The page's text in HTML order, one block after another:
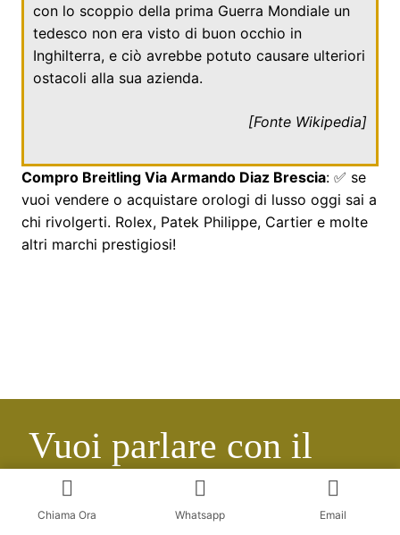
con lo scoppio della prima Guerra Mondiale un
tedesco non era visto di buon occhio in
Inghilterra, e ciò avrebbe potuto causare ulteriori
ostacoli alla sua azienda.
[Fonte Wikipedia]
Compro Breitling Via Armando Diaz Brescia: ✅ se
vuoi vendere o acquistare orologi di lusso oggi sai a
chi rivolgerti. Rolex, Patek Philippe, Cartier e molte
altri marchi prestigiosi!
Vuoi parlare con il
nostro Staff
Chiama Ora Whatsapp Email